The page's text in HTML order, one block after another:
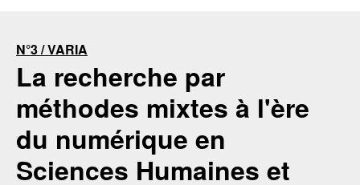
N°3 / VARIA
La recherche par
méthodes mixtes à l'ère
du numérique en
Sciences Humaines et